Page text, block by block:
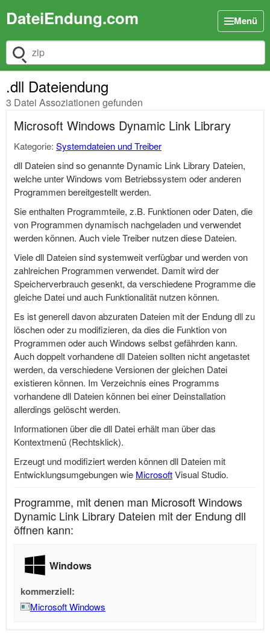
DateiEndung.com Menü
Dateiendung suchen
.dll Dateiendung
3 Datei Assoziationen gefunden
Microsoft Windows Dynamic Link Library
Kategorie: Systemdateien und Treiber
dll Dateien sind so genannte Dynamic Link Library Dateien,
welche unter Windows vom Betriebssystem oder anderen
Programmen bereitgestellt werden.
Sie enthalten Programmteile, z.B. Funktionen oder Daten, die
von Programmen dynamisch nachgeladen und verwendet
werden können. Auch viele Treiber nutzen diese Dateien.
Viele dll Dateien sind systemweit verfügbar und werden von
zahlreichen Programmen verwendet. Damit wird der
Speicherverbrauch gesenkt, da verschiedene Programme die
gleiche Datei und auch Funktionalität nutzen können.
Es ist generell davon abzuraten Dateien mit der Endung dll zu
löschen oder zu modifizieren, da dies die Funktion von
Programmen oder auch Windows selbst gefährden kann.
Auch doppelt vorhandene dll Dateien sollten nicht angetastet
werden, da verschiedene Versionen der gleichen Datei
existieren können. Im Verzeichnis eines Programms
vorhandene dll Dateien können bei einer Deinstallation
allerdings gelöscht werden.
Informationen über die dll Datei erhält man über das
Kontextmenü (Rechtsklick).
Erzeugt und modifiziert werden können dll Dateien mit
Entwicklungsumgebungen wie MicrosoftVisual Studio.
Programme, mit denen man Microsoft Windows
Dynamic Link Library Dateien mit der Endung dll
öffnen kann:
Windows
kommerziell:
Microsoft Windows